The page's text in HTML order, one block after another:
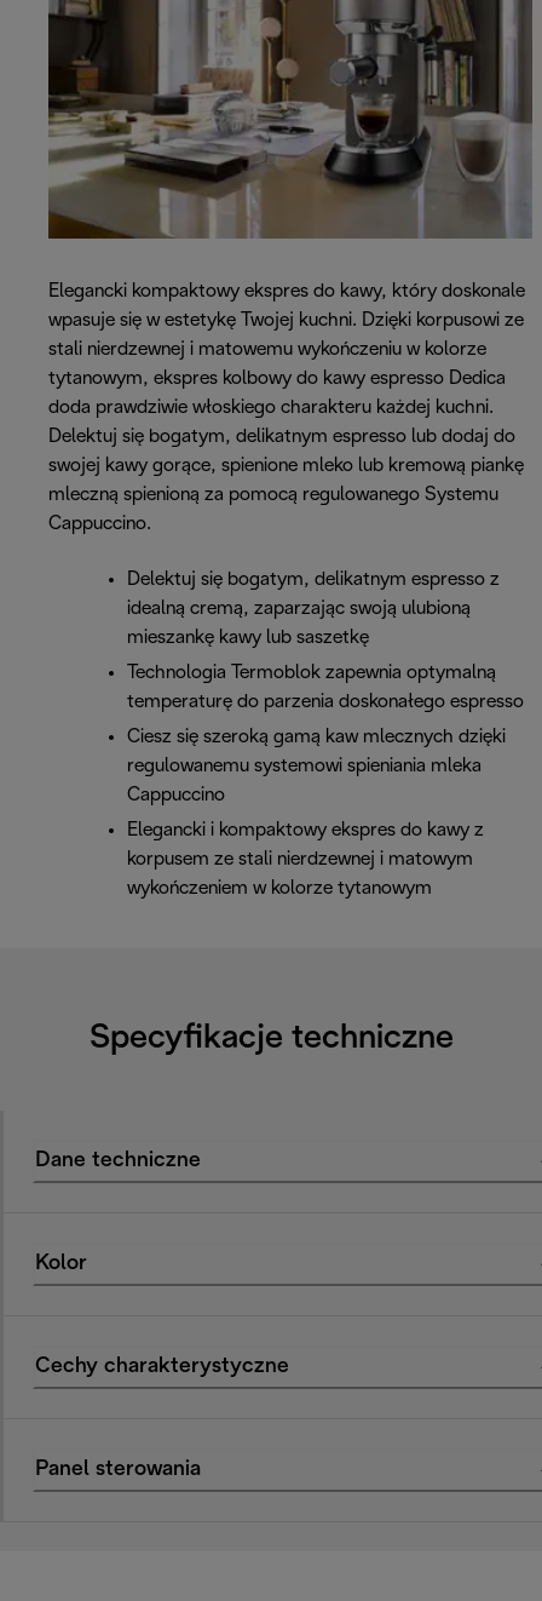
Elegancki kompaktowy ekspres do kawy, który doskonale
wpasuje się w estetykę Twojej kuchni. Dzięki korpusowi ze
stali nierdzewnej i matowemu wykończeniu w kolorze
tytanowym, ekspres kolbowy do kawy espresso Dedica
doda prawdziwie włoskiego charakteru każdej kuchni.
Delektuj się bogatym, delikatnym espresso lub dodaj do
swojej kawy gorące, spienione mleko lub kremową piankę
mleczną spienioną za pomocą regulowanego Systemu
Cappuccino.
Delektuj się bogatym, delikatnym espresso z
idealną cremą, zaparzając swoją ulubioną
mieszankę kawy lub saszetkę
Technologia Termoblok zapewnia optymalną
temperaturę do parzenia doskonałego espresso
Ciesz się szeroką gamą kaw mlecznych dzięki
regulowanemu systemowi spieniania mleka
Cappuccino
Elegancki i kompaktowy ekspres do kawy z
korpusem ze stali nierdzewnej i matowym
wykończeniem w kolorze tytanowym
Specyfikacje techniczne
Dane techniczne
Kolor
Cechy charakterystyczne
Panel sterowania